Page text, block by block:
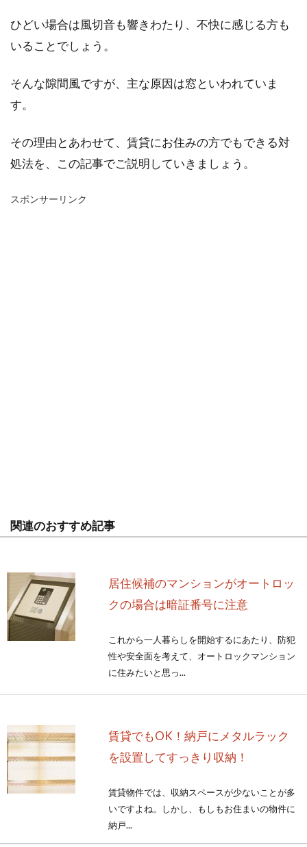
ひどい場合は風切音も響きわたり、不快に感じる方も
いることでしょう。
そんな隙間風ですが、主な原因は窓といわれていま
す。
その理由とあわせて、賃貸にお住みの方でもできる対
処法を、この記事でご説明していきましょう。
スポンサーリンク
関連のおすすめ記事
居住候補のマンションがオートロッ
クの場合は暗証番号に注意
これから一人暮らしを開始するにあたり、防犯
性や安全面を考えて、オートロックマンション
に住みたいと思っ...
賃貸でもOK！納戸にメタルラック
を設置してすっきり収納！
賃貸物件では、収納スペースが少ないことが多
いですよね。しかし、もしもお住まいの物件に
納戸...